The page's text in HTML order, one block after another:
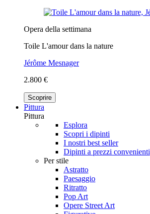
Opera della settimana
Toile L'amour dans la nature
Jérôme Mesnager
2.800 €
Scoprire
Pittura
Pittura
Esplora
Scopri i dipinti
I nostri best seller
Dipinti a prezzi convenienti
Per stile
Astratto
Paesaggio
Ritratto
Pop Art
Opere Street Art